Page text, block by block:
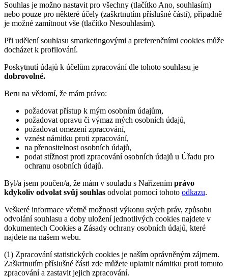
Souhlas je možno nastavit pro všechny (tlačítko Ano, souhlasím)
nebo pouze pro některé účely (zaškrtnutím příslušné části), případně
je možné zamítnout vše (tlačítko Nesouhlasím).
Při udělení souhlasu smarketingovými a preferenčními cookies může
docházet k profilování.
Poskytnutí údajů k účelům zpracování dle tohoto souhlasu je
dobrovolné.
Beru na vědomí, že mám právo:
požadovat přístup k mým osobním údajům,
požadovat opravu či výmaz mých osobních údajů,
požadovat omezení zpracování,
vznést námitku proti zpracování,
na přenositelnost osobních údajů,
podat stížnost proti zpracování osobních údajů u Úřadu pro
ochranu osobních údajů.
Byl/a jsem poučen/a, že mám v souladu s Nařízením právo
kdykoliv odvolat svůj souhlas odvolat pomocí tohoto odkazu.
Veškeré informace včetně možnosti výkonu svých práv, způsobu
odvolání souhlasu a doby uložení jednotlivých cookies najdete v
dokumentech Cookies a Zásady ochrany osobních údajů, které
najdete na našem webu.
(1) Zpracování statistických cookies je naším oprávněným zájmem.
Zaškrtnutím příslušné části zde můžete uplatnit námitku proti tomuto
zpracování a zastavit jejich zpracování.